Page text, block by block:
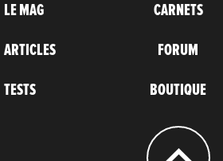
LE MAG
ARTICLES
TESTS
CARNETS
FORUM
BOUTIQUE